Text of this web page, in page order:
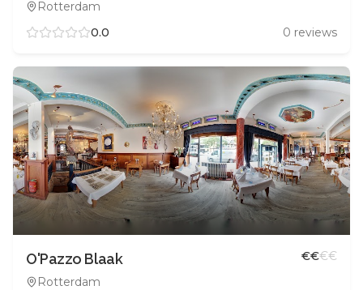
Rotterdam
0.0 0 reviews
O'Pazzo Blaak
Rotterdam
€€€€